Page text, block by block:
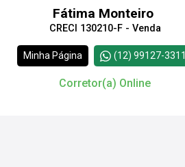
Fátima Monteiro
CRECI 130210-F - Venda
Minha Página (12) 99127-3311
Corretor(a) Online